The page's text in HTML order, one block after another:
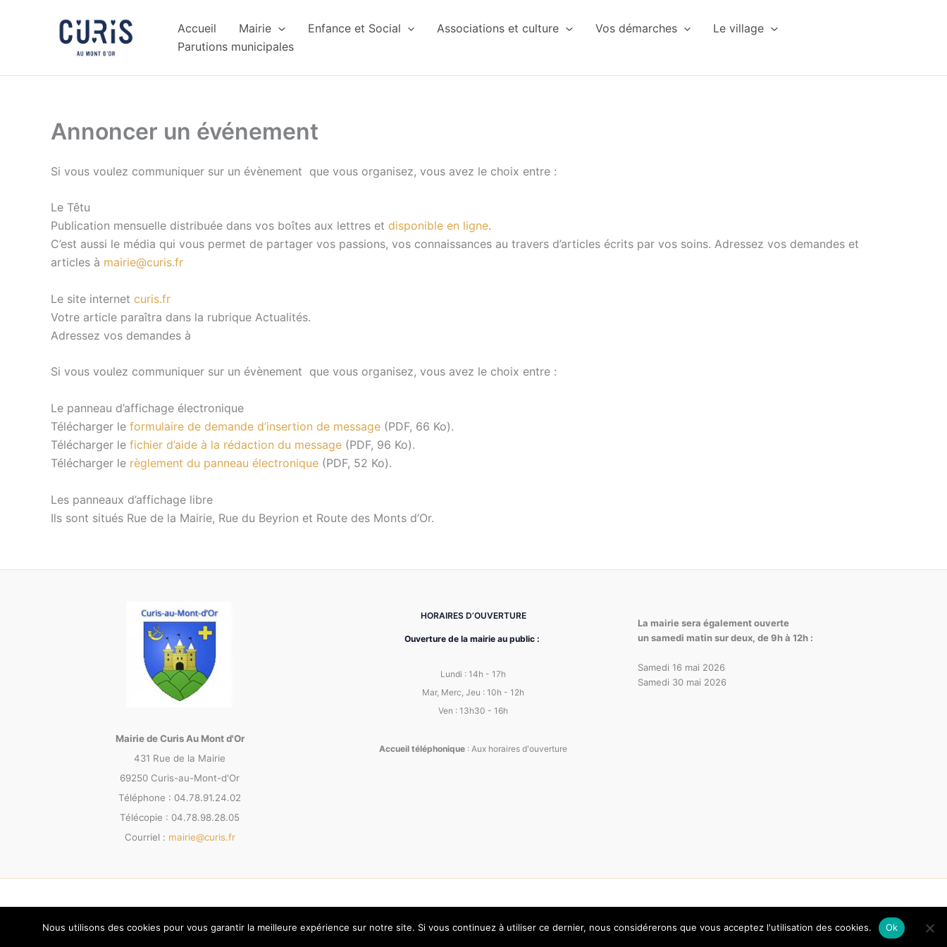
Accueil Mairie Enfance et Social Associations et culture Vos démarches
Le village
Parutions municipales
Annoncer un événement
Si vous voulez communiquer sur un évènement que vous organisez, vous avez le choix entre :
Le Têtu
Publication mensuelle distribuée dans vos boîtes aux lettres et disponible en ligne.
C’est aussi le média qui vous permet de partager vos passions, vos connaissances au travers d’articles écrits par vos soins. Adressez vos demandes et
articles à mairie@curis.fr
Le site internet curis.fr
Votre article paraîtra dans la rubrique Actualités.
Adressez vos demandes à
Si vous voulez communiquer sur un évènement que vous organisez, vous avez le choix entre :
Le panneau d’affichage électronique
Télécharger le formulaire de demande d’insertion de message (PDF, 66 Ko).
Télécharger le fichier d’aide à la rédaction du message (PDF, 96 Ko).
Télécharger le règlement du panneau électronique (PDF, 52 Ko).
Les panneaux d’affichage libre
Ils sont situés Rue de la Mairie, Rue du Beyrion et Route des Monts d’Or.
Mairie de Curis Au Mont d'Or
431 Rue de la Mairie
69250 Curis-au-Mont-d'Or
Téléphone : 04.78.91.24.02
Télécopie : 04.78.98.28.05
Courriel : mairie@curis.fr
HORAIRES D’OUVERTURE
Ouverture de la mairie au public :
Lundi : 14h - 17h
Mar, Merc, Jeu : 10h - 12h
Ven : 13h30 - 16h
Accueil téléphonique : Aux horaires d'ouverture
La mairie sera également ouverte
un samedi matin sur deux, de 9h à 12h :
Samedi 16 mai 2026
Samedi 30 mai 2026
Nous utilisons des cookies pour vous garantir la meilleure expérience sur notre site. Si vous continuez à utiliser ce dernier, nous considérerons que vous acceptez l'utilisation des cookies. Ok